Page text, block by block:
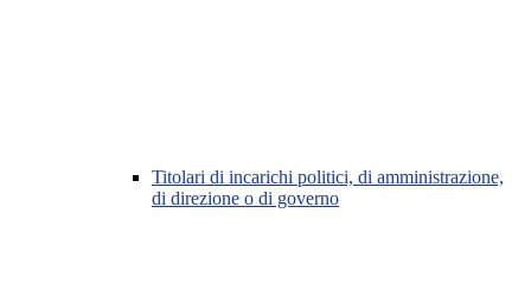
Titolari di incarichi politici, di amministrazione,
di direzione o di governo